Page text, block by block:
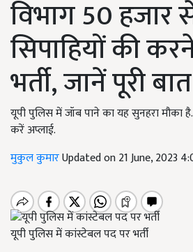
विभाग 50
सिपाहियों की
भर्ती, जानें पूरी बात
यूपी पुलिस में जॉब पाने का यह सुनहरा
करें अप्लाई.
मुकुल कुमारUpdated on 21 June, 2023
यूपी पुलिस में कांस्टेबल पद पर भर्ती